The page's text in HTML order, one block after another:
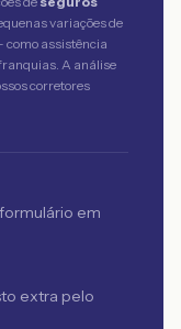
variações de
assistência
A análise
corretores
em
extra pelo